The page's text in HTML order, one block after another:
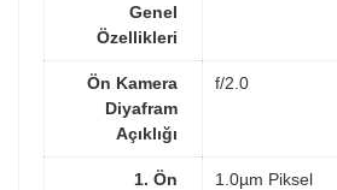
Genel
Özellikleri
Ön Kamera
Diyafram
Açıklığı
f/2.0
1. Ön
1.0µm Piksel